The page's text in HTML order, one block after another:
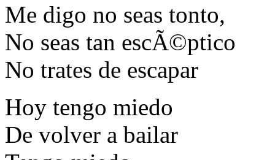
Me digo no seas tonto,
No seas tan escÃ©ptico
No trates de escapar
Hoy tengo miedo
De volver a bailar